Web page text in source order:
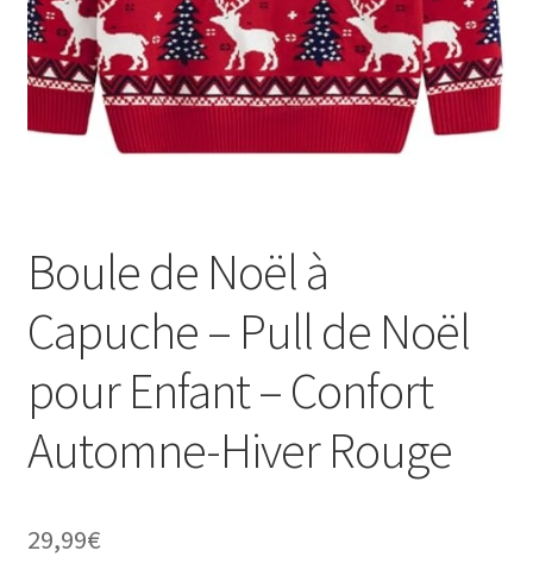
Boule de Noël à
Capuche – Pull de Noël
pour Enfant – Confort
Automne-Hiver Rouge
29,99€